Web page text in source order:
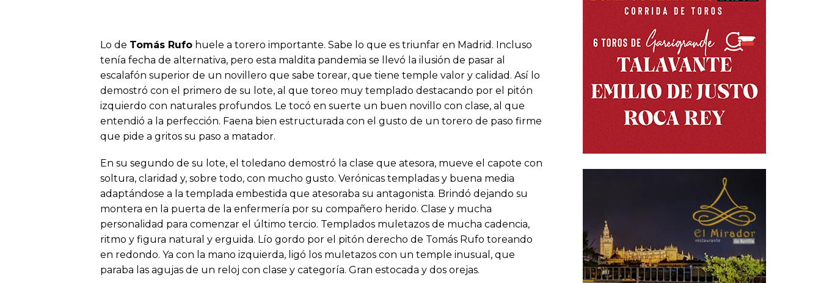
Lo de Tomás Rufo huele a torero importante. Sabe lo que es triunfar en Madrid. Incluso
tenía fecha de alternativa, pero esta maldita pandemia se llevó la ilusión de pasar al
escalafón superior de un novillero que sabe torear, que tiene temple valor y calidad. Así lo
demostró con el primero de su lote, al que toreo muy templado destacando por el pitón
izquierdo con naturales profundos. Le tocó en suerte un buen novillo con clase, al que
entendió a la perfección. Faena bien estructurada con el gusto de un torero de paso firme
que pide a gritos su paso a matador.
En su segundo de su lote, el toledano demostró la clase que atesora, mueve el capote con
soltura, claridad y, sobre todo, con mucho gusto. Verónicas templadas y buena media
adaptándose a la templada embestida que atesoraba su antagonista. Brindó dejando su
montera en la puerta de la enfermería por su compañero herido. Clase y mucha
personalidad para comenzar el último tercio. Templados muletazos de mucha cadencia,
ritmo y figura natural y erguida. Lío gordo por el pitón derecho de Tomás Rufo toreando
en redondo. Ya con la mano izquierda, ligó los muletazos con un temple inusual, que
paraba las agujas de un reloj con clase y categoría. Gran estocada y dos orejas.